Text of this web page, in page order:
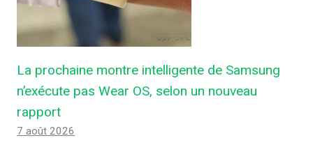
La prochaine montre intelligente de Samsung
n’exécute pas Wear OS, selon un nouveau
rapport
7 août 2026